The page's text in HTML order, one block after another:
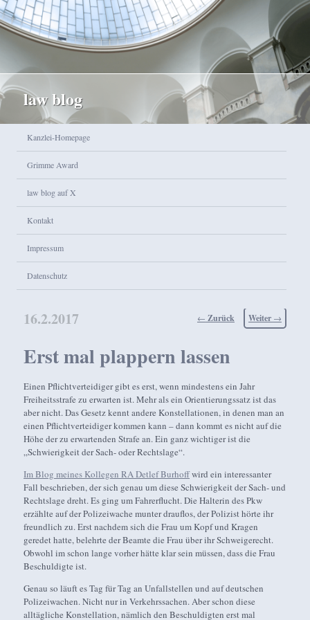
law blog
Zum Inhalt wechseln
Zum sekundären Inhalt wechseln
Kanzlei-Homepage
Grimme Award
law blog auf X
Kontakt
Impressum
Datenschutz
Beitragsnavigation
← Zurück Weiter →
Erst mal plappern lassen
16.2.2017
Einen Pflichtverteidiger gibt es erst, wenn mindestens ein Jahr
Freiheitsstrafe zu erwarten ist. Mehr als ein Orientierungssatz ist das
aber nicht. Das Gesetz kennt andere Konstellationen, in denen man an
einen Pflichtverteidiger kommen kann – dann kommt es nicht auf die
Höhe der zu erwartenden Strafe an. Ein ganz wichtiger ist die
„Schwierigkeit der Sach- oder Rechtslage“.
Im Blog meines Kollegen RA Detlef Burhoffwird ein interessanter
Fall beschrieben, der sich genau um diese Schwierigkeit der Sach- und
Rechtslage dreht. Es ging um Fahrerflucht. Die Halterin des Pkw
erzählte auf der Polizeiwache munter drauflos, der Polizist hörte ihr
freundlich zu. Erst nachdem sich die Frau um Kopf und Kragen
geredet hatte, belehrte der Beamte die Frau über ihr Schweigerecht.
Obwohl im schon lange vorher hätte klar sein müssen, dass die Frau
Beschuldigte ist.
Genau so läuft es Tag für Tag an Unfallstellen und auf deutschen
Polizeiwachen. Nicht nur in Verkehrssachen. Aber schon diese
alltägliche Konstellation, nämlich den Beschuldigten erst mal